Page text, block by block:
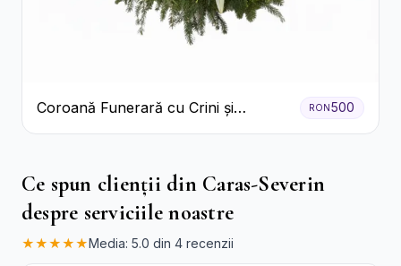
Coroană Funerară cu Crini și
Garoafe Albe
RON500
Ce spun clienții din Caras-Severin
despre serviciile noastre
★★★★★Media: 5.0 din 4 recenzii